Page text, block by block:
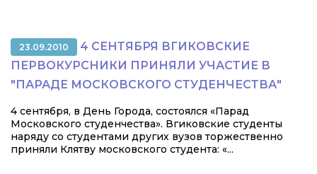
23.09.2010
4 CЕНТЯБРЯ ВГИКОВСКИЕ
ПЕРВОКУРСНИКИ ПРИНЯЛИ УЧАСТИЕ В
"ПАРАДЕ МОСКОВСКОГО СТУДЕНЧЕСТВА"
4 сентября, в День Города, состоялся «Парад
Московского студенчества». Вгиковские студенты
наряду со студентами других вузов торжественно
приняли Клятву московского студента: «...